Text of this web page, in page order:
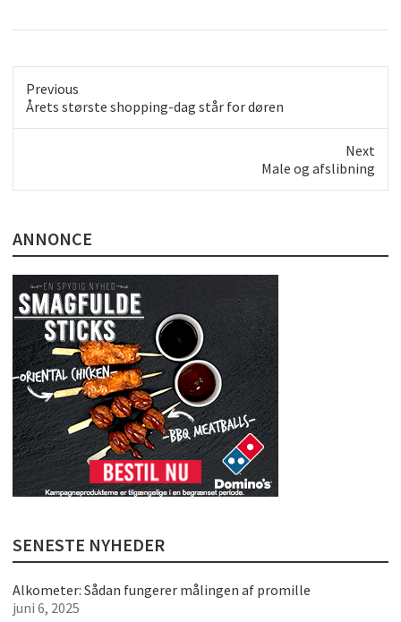
Previous
Previous
post:
Årets største shopping-dag står for døren
Next
post:
Male og afslibning
ANNONCE
SENESTE NYHEDER
Alkometer: Sådan fungerer målingen af promille
juni 6, 2025